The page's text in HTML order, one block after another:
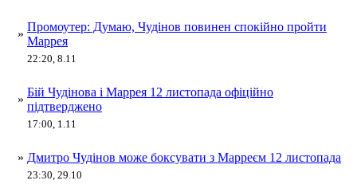
»
Промоутер: Думаю, Чудінов повинен спокійно пройти
Маррея
22:20, 8.11
»
Бій Чудінова і Маррея 12 листопада офіційно
підтверджено
17:00, 1.11
» Дмитро Чудінов може боксувати з Марреєм 12 листопада
23:30, 29.10